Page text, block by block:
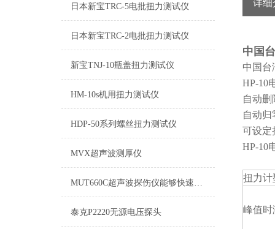
日本新宝TRC-5电批扭力测试仪
日本新宝TRC-2电批扭力测试仪
新宝TNJ-10瓶盖扭力测试仪
HM-10s机用扭力测试仪
HDP-50系列螺丝扭力测试仪
MVX超声波测厚仪
MUT660C超声波探伤仪能够快速便捷、无损伤、地进行工件内部多种缺陷
泰克P2220无源电压探头
详细
中国
中国台
HP-10
自动
自动
可设定
HP-10
扭力计
峰值时